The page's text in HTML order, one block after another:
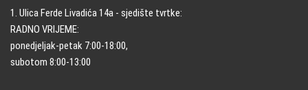
1. Ulica Ferde Livadića 14a - sjedište tvrtke:
RADNO VRIJEME:
ponedjeljak-petak 7:00-18:00,
subotom 8:00-13:00